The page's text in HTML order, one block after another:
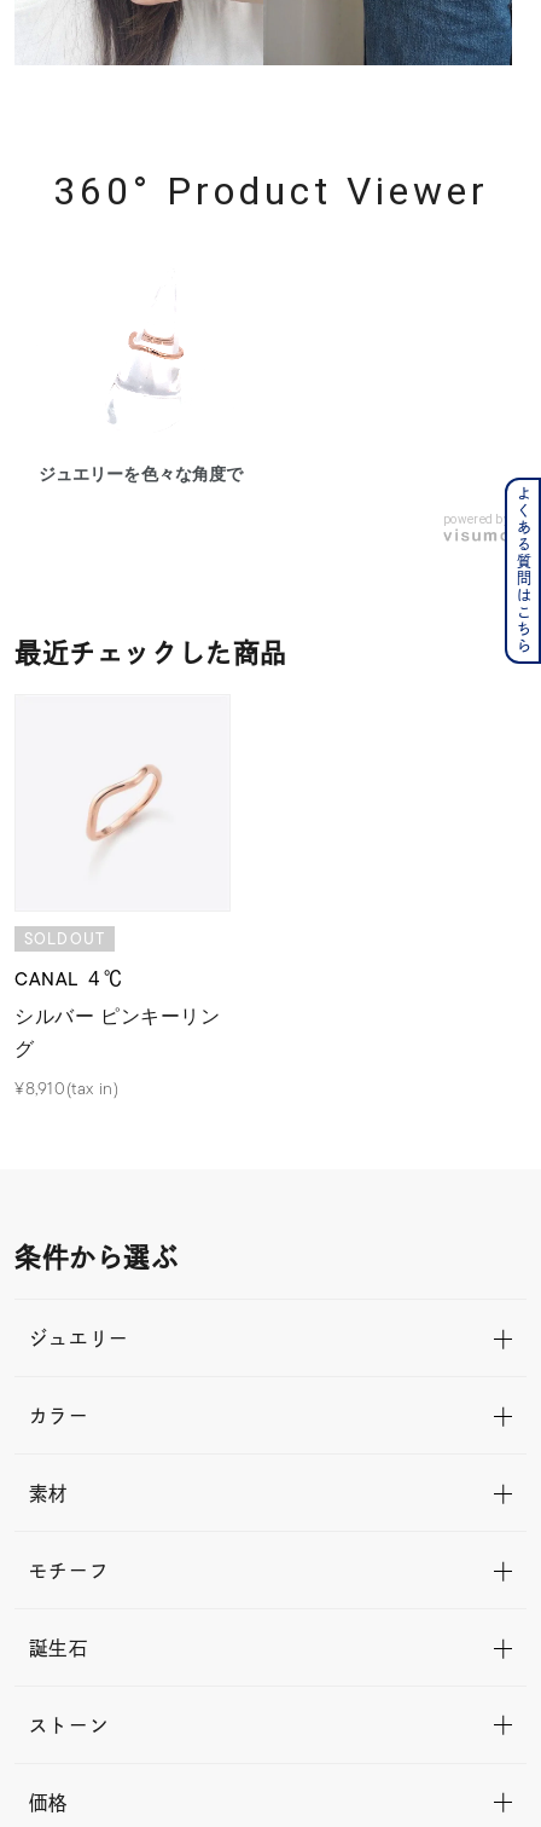
360° Product Viewer
ジュエリーを色々な角度で
powered by
最近チェックした商品
SOLDOUT
CANAL ４℃
シルバー ピンキーリン
グ
¥8,910(tax in)
条件から選ぶ
ジュエリー
カラー
素材
モチーフ
誕生石
ストーン
価格
よくある質問はこちら